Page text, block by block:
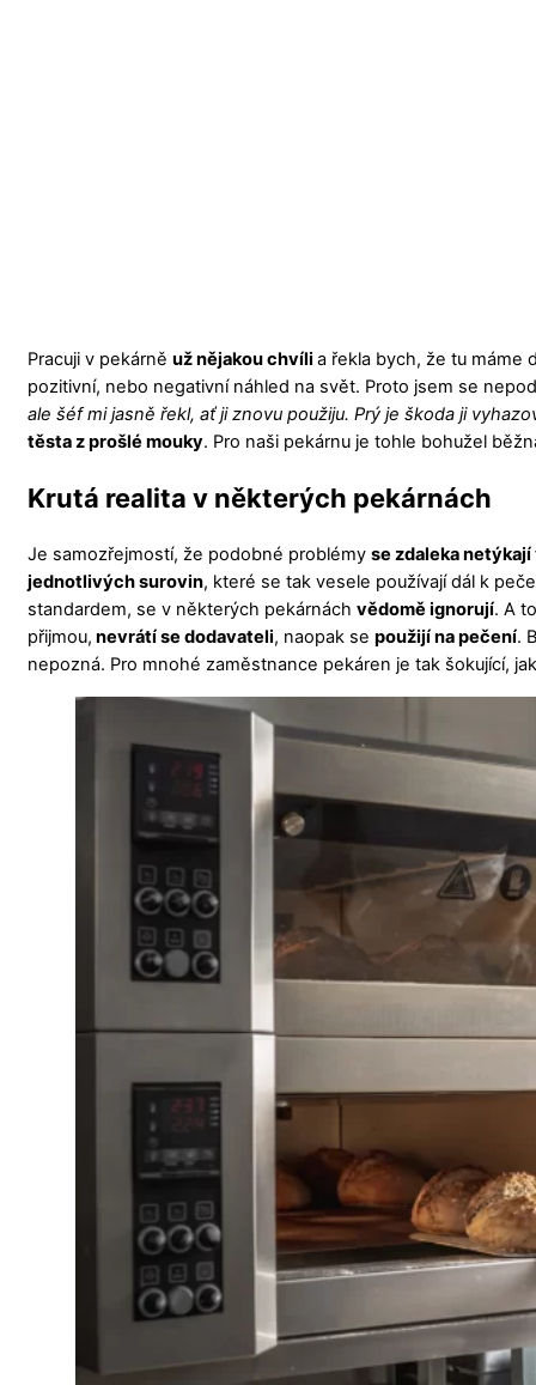
Pracuji v pekárně už nějakou chvíli a řekla bych, že tu máme
pozitivní, nebo negativní náhled na svět. Proto jsem se
ale šéf mi jasně řekl, ať ji znovu použiju. Prý je škoda ji
těsta z prošlé mouky. Pro naši pekárnu je tohle bohužel
Krutá realita v některých pekárnách
Je samozřejmostí, že podobné problémy se zdaleka
jednotlivých surovin, které se tak vesele používají dál k
standardem, se v některých pekárnách vědomě ignorují. A
přijmou, nevrátí se dodavateli, naopak se použijí na pečení.
nepozná. Pro mnohé zaměstnance pekáren je tak šokující,